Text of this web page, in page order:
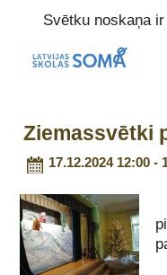
Svētku noskaņa
Ziemassvētki
17.12.2024 12:00 -